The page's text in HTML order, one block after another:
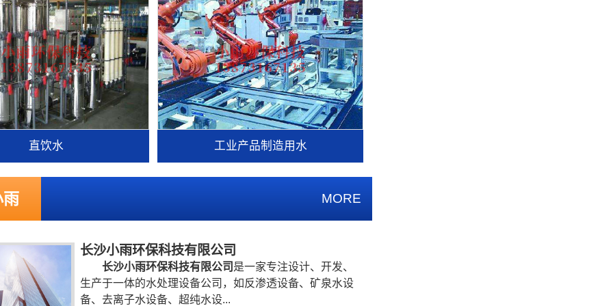
直饮水 工业产品制造用水
雨 MORE
长沙小雨环保科技有限公司
长沙小雨环保科技有限公司 是一家专注设计、开发、
生产于一体的水处理设备公司，如反渗透设备、矿泉水设
备、去离子水设备、超纯水设...